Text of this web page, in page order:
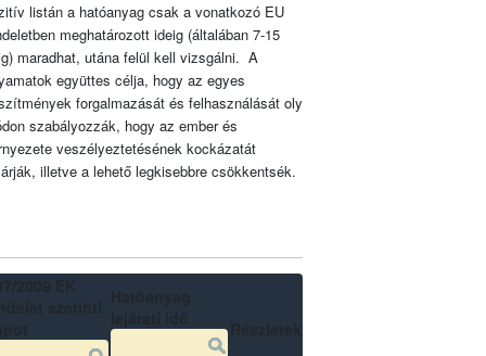
listán a hatóanyag csak a vonatkozó EU
meghatározott ideig (általában 7-15
maradhat, utána felül kell vizsgálni. A
együttes célja, hogy az egyes
forgalmazását és felhasználását oly
szabályozzák, hogy az ember és
veszélyeztetésének kockázatát
illetve a lehető legkisebbre csökkentsék.